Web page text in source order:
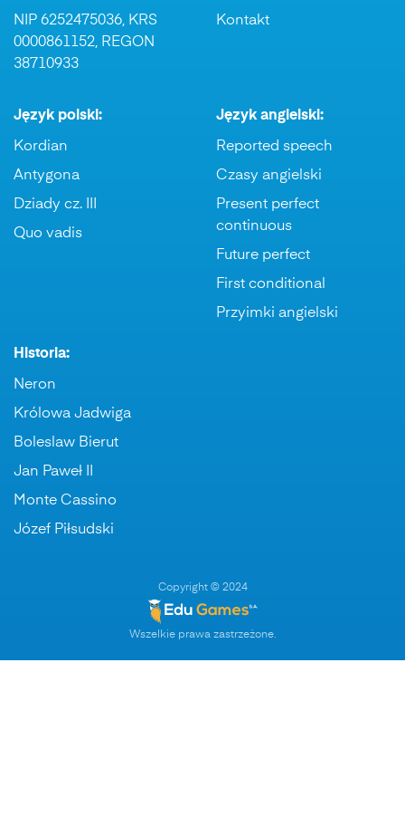
NIP 6252475036, KRS
0000861152, REGON
38710933
Kontakt
Język polski:
Kordian
Antygona
Dziady cz. III
Quo vadis
Język angielski:
Reported speech
Czasy angielski
Present perfect
continuous
Future perfect
First conditional
Przyimki angielski
Historia:
Neron
Królowa Jadwiga
Boleslaw Bierut
Jan Paweł II
Monte Cassino
Józef Piłsudski
Copyright © 2024
Wszelkie prawa zastrzeżone.